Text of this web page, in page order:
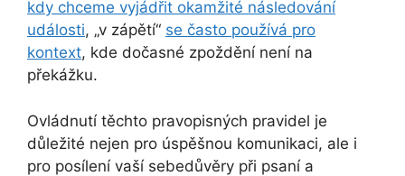
kdy chceme vyjádřit okamžité následování
události, „v zápětí“ se často používá pro
kontext, kde dočasné zpoždění není na
překážku.
Ovládnutí těchto pravopisných pravidel je
důležité nejen pro úspěšnou komunikaci, ale i
pro posílení vaší sebedůvěry při psaní a